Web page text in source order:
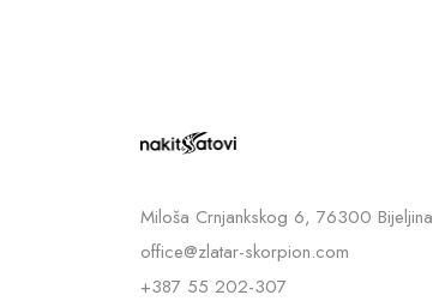
Miloša Crnjankskog 6, 76300 Bijeljina
office@zlatar-skorpion.com
+387 55 202-307